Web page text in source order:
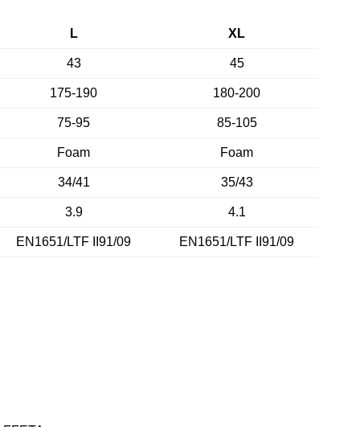
L XL
43 45
175-190 180-200
75-95 85-105
Foam Foam
34/41 35/43
3.9 4.1
EN1651/LTF II91/09 EN1651/LTF II91/09